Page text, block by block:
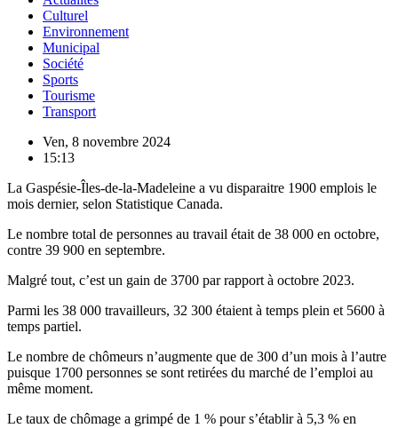
Culturel
Environnement
Municipal
Société
Sports
Tourisme
Transport
Ven, 8 novembre 2024
15:13
La Gaspésie-Îles-de-la-Madeleine a vu disparaitre 1900 emplois le
mois dernier, selon Statistique Canada.
Le nombre total de personnes au travail était de 38 000 en octobre,
contre 39 900 en septembre.
Malgré tout, c’est un gain de 3700 par rapport à octobre 2023.
Parmi les 38 000 travailleurs, 32 300 étaient à temps plein et 5600 à
temps partiel.
Le nombre de chômeurs n’augmente que de 300 d’un mois à l’autre
puisque 1700 personnes se sont retirées du marché de l’emploi au
même moment.
Le taux de chômage a grimpé de 1 % pour s’établir à 5,3 % en